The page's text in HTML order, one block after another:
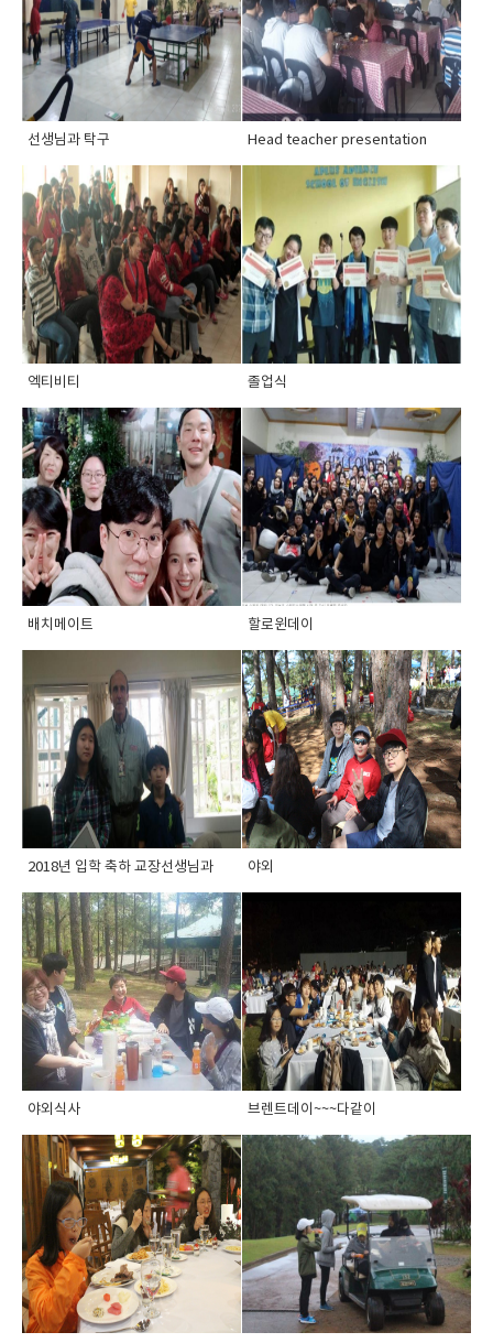
선생님과 탁구 Head teacher presentation
엑티비티 졸업식
배치메이트 할로윈데이
2018년 입학 축하 교장선생님과 야외
야외식사 브렌트데이~~~다같이